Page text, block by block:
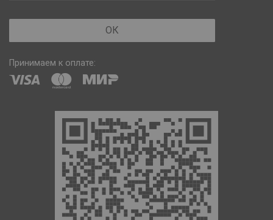
ОК
Принимаем к оплате: